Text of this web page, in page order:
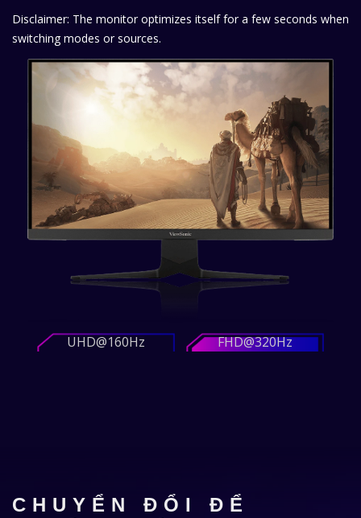
Disclaimer: The monitor optimizes itself for a few seconds when
switching modes or sources.
UHD@160Hz FHD@320Hz
CHUYỂN ĐỔI ĐỂ